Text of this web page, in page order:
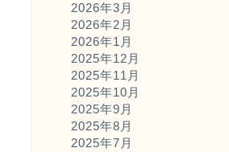
2026年3月
2026年2月
2026年1月
2025年12月
2025年11月
2025年10月
2025年9月
2025年8月
2025年7月